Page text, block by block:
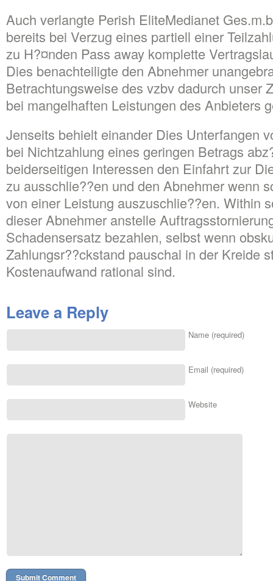
Auch verlangte Perish EliteMedianet
bereits bei Verzug eines partiell einer
zu H?¤nden Pass away komplette
Dies benachteiligte den Abnehmer
Betrachtungsweise des vzbv dadurch unser
bei mangelhaften Leistungen des Anbieters
Jenseits behielt einander Dies Unterfangen
bei Nichtzahlung eines geringen Betrags
beiderseitigen Interessen den Einfahrt zur
zu ausschlie??en und den Abnehmer wenn
von einer Leistung auszuschlie??en. Within
dieser Abnehmer anstelle
Schadensersatz bezahlen, selbst wenn
Zahlungsr??ckstand pauschal in der Kreide
Kostenaufwand rational sind.
Leave a Reply
Name (required)
Email (required)
Website